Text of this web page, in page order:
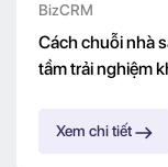
BizCRM
Cách chuỗi nhà
tầm trải nghiệm
Xem chi tiết